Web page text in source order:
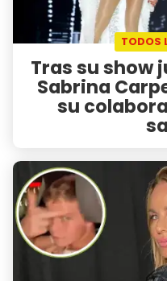
TODOS
Tras su show
Sabrina
su